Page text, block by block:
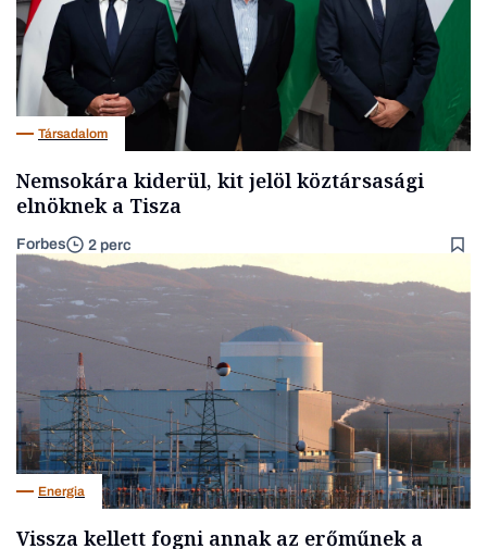
Társadalom
Nemsokára kiderül, kit jelöl köztársasági
elnöknek a Tisza
Forbes 2 perc
Energia
Vissza kellett fogni annak az erőműnek a